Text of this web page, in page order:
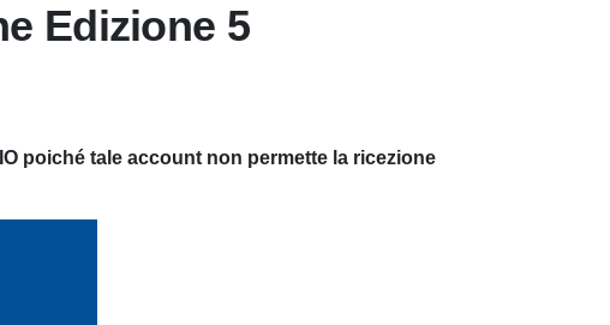
Edizione 5
poiché tale account non permette la ricezione